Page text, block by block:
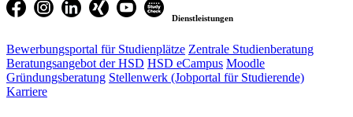
Dienstleistungen
Bewerbungsportal für Studienplätze Zentrale Studienberatung
Beratungsangebot der HSD HSD eCampus Moodle
Gründungsberatung Stellenwerk (Jobportal für Studierende)
Karriere